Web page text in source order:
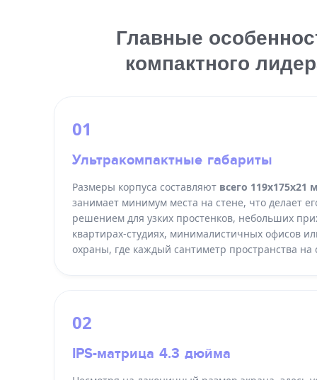
Главные
компактного
01
Ультракомпактные габариты
Размеры корпуса составляют всего 119х175х21
занимает минимум места на стене, что делает
решением для узких простенков, небольших
квартирах-студиях, минималистичных офисов
охраны, где каждый сантиметр пространства на
02
IPS-матрица 4.3 дюйма